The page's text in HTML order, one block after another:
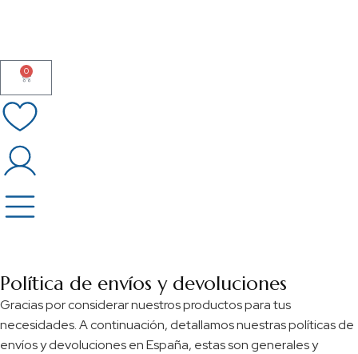
0
Política de envíos y devoluciones
Gracias por considerar nuestros productos para tus
necesidades. A continuación, detallamos nuestras políticas de
envíos y devoluciones en España, estas son generales y